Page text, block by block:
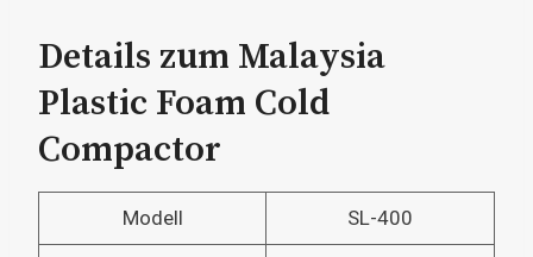
Details zum Malaysia
Plastic Foam Cold
Compactor
Modell SL-400